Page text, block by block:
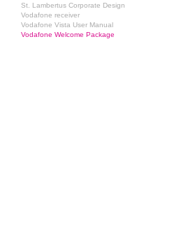
St. Lambertus Corporate Design
Vodafone receiver
Vodafone Vista User Manual
Vodafone Welcome Package